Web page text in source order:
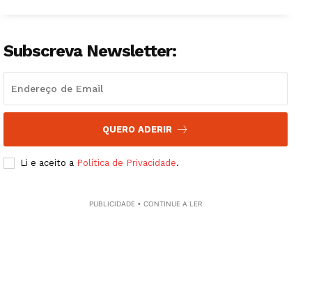
Subscreva Newsletter:
QUERO ADERIR
Li e aceito a Política de Privacidade.
PUBLICIDADE • CONTINUE A LER